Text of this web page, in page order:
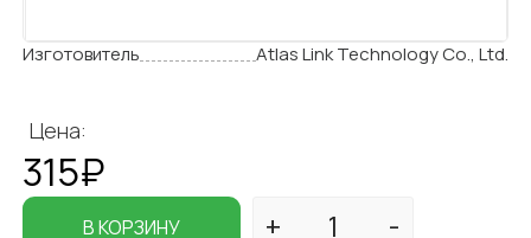
Изготовитель Atlas Link Technology Co., Ltd.
Цена:
315₽
В КОРЗИНУ